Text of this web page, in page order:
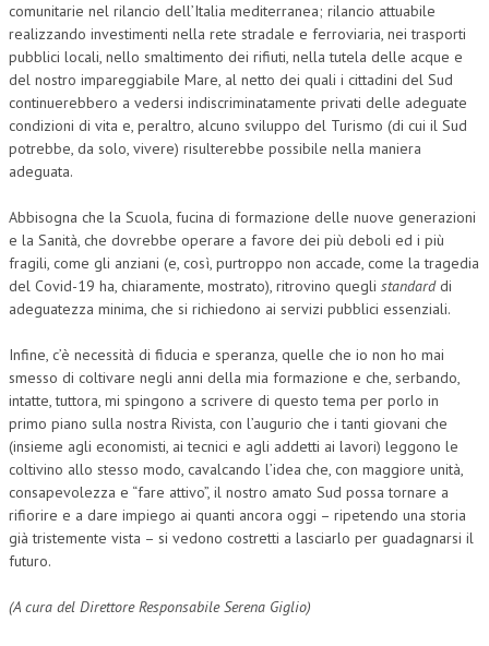
comunitarie nel rilancio dell’Italia mediterranea; rilancio attuabile
realizzando investimenti nella rete stradale e ferroviaria, nei trasporti
pubblici locali, nello smaltimento dei rifiuti, nella tutela delle acque e
del nostro impareggiabile Mare, al netto dei quali i cittadini del Sud
continuerebbero a vedersi indiscriminatamente privati delle adeguate
condizioni di vita e, peraltro, alcuno sviluppo del Turismo (di cui il Sud
potrebbe, da solo, vivere) risulterebbe possibile nella maniera
adeguata.
Abbisogna che la Scuola, fucina di formazione delle nuove generazioni
e la Sanità, che dovrebbe operare a favore dei più deboli ed i più
fragili, come gli anziani (e, così, purtroppo non accade, come la tragedia
del Covid-19 ha, chiaramente, mostrato), ritrovino quegli standarddi
adeguatezza minima, che si richiedono ai servizi pubblici essenziali.
Infine, c’è necessità di fiducia e speranza, quelle che io non ho mai
smesso di coltivare negli anni della mia formazione e che, serbando,
intatte, tuttora, mi spingono a scrivere di questo tema per porlo in
primo piano sulla nostra Rivista, con l’augurio che i tanti giovani che
(insieme agli economisti, ai tecnici e agli addetti ai lavori) leggono le
coltivino allo stesso modo, cavalcando l’idea che, con maggiore unità,
consapevolezza e “fare attivo”, il nostro amato Sud possa tornare a
rifiorire e a dare impiego ai quanti ancora oggi – ripetendo una storia
già tristemente vista – si vedono costretti a lasciarlo per guadagnarsi il
futuro.
(A cura del Direttore Responsabile Serena Giglio)